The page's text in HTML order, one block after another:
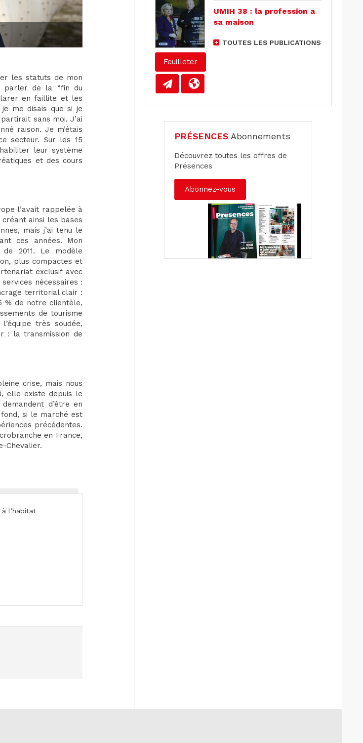
les statuts de mon
parler de la “fin du
en faillite et les
me disais que si je
sans moi. J’ai
raison. Je m’étais
secteur. Sur les 15
leur système
et des cours
l’avait rappelée à
ainsi les bases
mais j’ai tenu le
ces années. Mon
2011. Le modèle
plus compactes et
exclusif avec
nécessaires :
territorial clair :
% de notre clientèle,
de tourisme
très soudée,
: la transmission de
crise, mais nous
elle existe depuis le
d’être en
si le marché est
précédentes.
en France,
Chevalier.
l’habitat
Feuilleter
UMIH 38 : la profession a
sa maison
TOUTES LES PUBLICATIONS
PRÉSENCES Abonnements
Découvrez toutes les offres de
Présences
Abonnez-vous